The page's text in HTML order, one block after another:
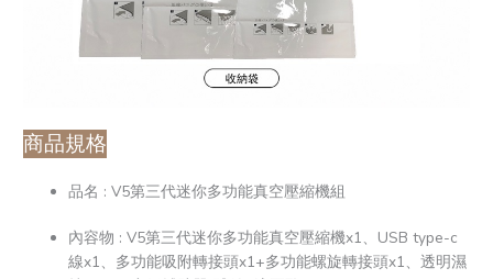
商品規格
品名 : V5第三代迷你多功能真空壓縮機組
內容物 : V5第三代迷你多功能真空壓縮機x1、USB type-c
線x1、多功能吸附轉接頭x1+多功能螺旋轉接頭x1、透明濕